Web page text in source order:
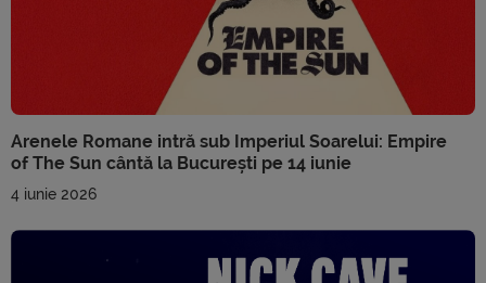
Arenele Romane intră sub Imperiul Soarelui: Empire
of The Sun cântă la București pe 14 iunie
4 iunie 2026